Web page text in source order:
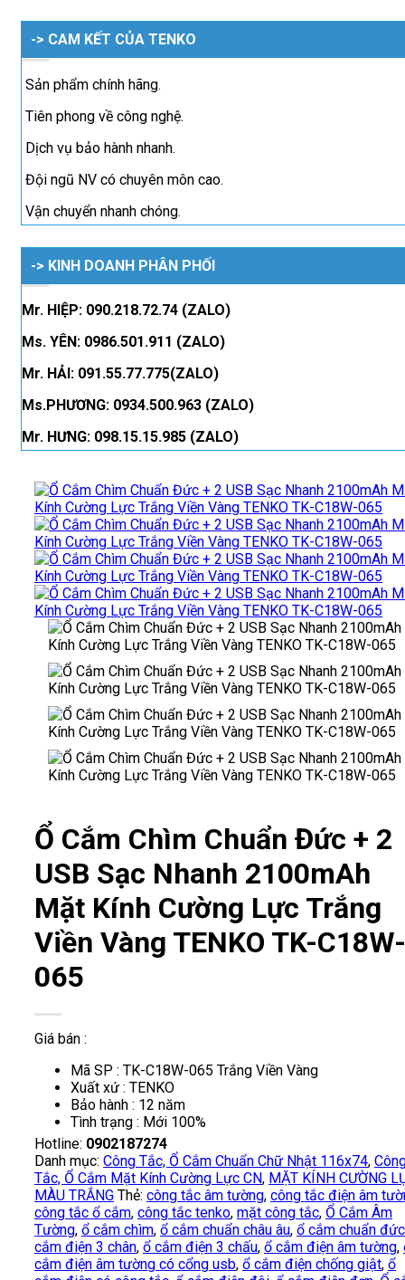
-> CAM KẾT CỦA TENKO
Sản phẩm chính hãng.
Tiên phong về công nghệ.
Dịch vụ bảo hành nhanh.
Đội ngũ NV có chuyên môn cao.
Vận chuyển nhanh chóng.
-> KINH DOANH PHÂN PHỐI
Mr. HIỆP: 090.218.72.74 (ZALO)
Ms. YÊN: 0986.501.911 (ZALO)
Mr. HẢI: 091.55.77.775(ZALO)
Ms.PHƯƠNG: 0934.500.963 (ZALO)
Mr. HƯNG: 098.15.15.985 (ZALO)
Ổ Cắm Chìm Chuẩn Đức + 2
USB Sạc Nhanh 2100mAh
Mặt Kính Cường Lực Trắng
Viền Vàng TENKO TK-C18W-
065
Giá bán :
Mã SP : TK-C18W-065 Trắng Viền Vàng
Xuất xứ : TENKO
Bảo hành : 12 năm
Tình trạng : Mới 100%
Hotline: 0902187274
Danh mục: Công Tắc, Ổ Cắm Chuẩn Chữ Nhật 116x74,
Tắc, Ổ Cắm Mặt Kính Cường Lực CN, MẶT KÍNH CƯỜNG
MÀU TRẮNG Thẻ: công tắc âm tường, công tắc điện âm
công tắc ổ cắm, công tắc tenko, mặt công tắc, Ổ Cắm Âm
Tường, ổ cắm chìm, ổ cắm chuẩn châu âu, ổ cắm chuẩn đức
cắm điện 3 chân, ổ cắm điện 3 chấu, ổ cắm điện âm tường,
cắm điện âm tường có cổng usb, ổ cắm điện chống giật, ổ